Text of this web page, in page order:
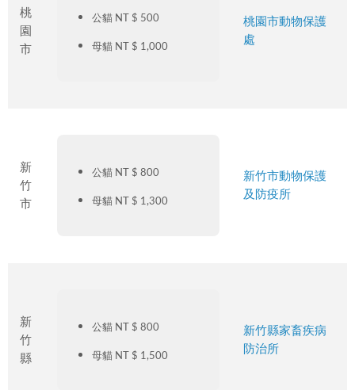
桃
園
市
公貓 NT $ 500
母貓 NT $ 1,000
桃園市動物保護
處
新
竹
市
公貓 NT $ 800
母貓 NT $ 1,300
新竹市動物保護
及防疫所
新
竹
縣
公貓 NT $ 800
母貓 NT $ 1,500
新竹縣家畜疾病
防治所